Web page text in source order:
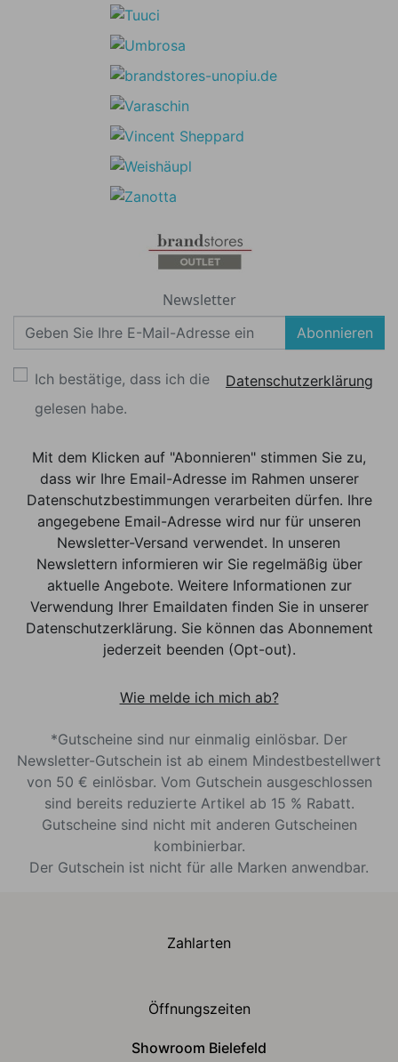
Newsletter
Abonnieren
Ich bestätige, dass ich die
Datenschutzerklärung
gelesen habe.
Mit dem Klicken auf "Abonnieren" stimmen Sie zu,
dass wir Ihre Email-Adresse im Rahmen unserer
Datenschutzbestimmungen verarbeiten dürfen. Ihre
angegebene Email-Adresse wird nur für unseren
Newsletter-Versand verwendet. In unseren
Newslettern informieren wir Sie regelmäßig über
aktuelle Angebote. Weitere Informationen zur
Verwendung Ihrer Emaildaten finden Sie in unserer
Datenschutzerklärung. Sie können das Abonnement
jederzeit beenden (Opt-out).
Wie melde ich mich ab?
*Gutscheine sind nur einmalig einlösbar. Der
Newsletter-Gutschein ist ab einem Mindestbestellwert
von 50 € einlösbar. Vom Gutschein ausgeschlossen
sind bereits reduzierte Artikel ab 15 % Rabatt.
Gutscheine sind nicht mit anderen Gutscheinen
kombinierbar.
Der Gutschein ist nicht für alle Marken anwendbar.
Zahlarten
Öffnungszeiten
Showroom Bielefeld